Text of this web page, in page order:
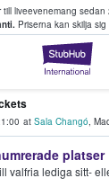
liveevenemang sedan
Priserna kan skilja
at Sala Changó,
platser
valfria lediga sitt-